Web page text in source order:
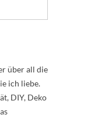
über all die
ich liebe.
DIY, Deko